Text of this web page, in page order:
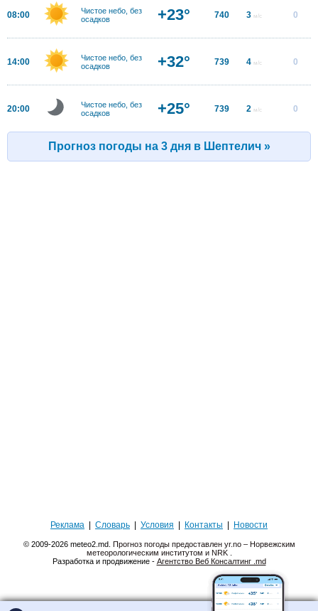
08:00
Чистое небо, без
осадков
+23° 740 3 м/с 0
14:00
Чистое небо, без
осадков
+32° 739 4 м/с 0
20:00
Чистое небо, без
осадков
+25° 739 2 м/с 0
Прогноз погоды на 3 дня в Шептелич »
Реклама Словарь Условия Контакты Новости
© 2009-2026 meteo2.md. Прогноз погоды предоставлен yr.no – Норвежским
метеорологическим институтом и NRK
Разработка и продвижение - Агентство Веб Консалтинг .md